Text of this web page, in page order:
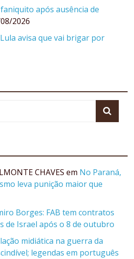
após ausência de
2026
avisa que vai brigar por
CHAVES em No Paraná,
leva punição maior que
Borges: FAB tem contratos
de Israel após o 8 de outubro
midiática na guerra da
legendas em português